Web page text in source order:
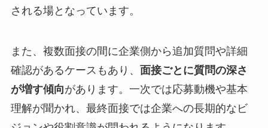
される場となっています。
また、複数面接の間に企業側から追加質問や詳細
確認があるケースもあり、 面接ごとに質問の深さ
が増す傾向があります。一次では応募動機や基本
理解が聞かれ、最終面接では企業への長期的なビ